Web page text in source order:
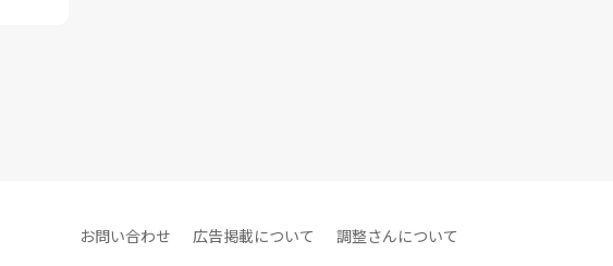
お問い合わせ 広告掲載について 調整さんについて